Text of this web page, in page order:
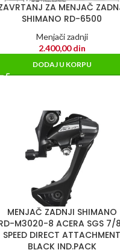
ZA MENJAČ
SHIMANO RD-6500
Menjači zadnji
2.400,00din
DODAJ U KORPU
MENJAČ ZADNJI SHIMANO
M3020-8 ACERA SGS 7/
SPEED DIRECT ATTACHMENT
BLACK IND.PACK